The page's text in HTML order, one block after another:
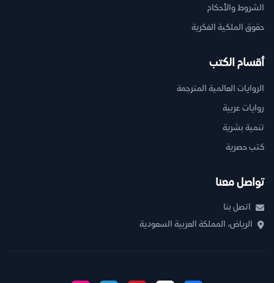
الشروط والأحكام
حقوق الملكية الفكرية
أقسام الكتب
الروايات العالمية المترجمة
روايات عربية
تنمية بشرية
كتب حصرية
تواصل معنا
اتصل بنا
الرياض، المملكة العربية السعودية